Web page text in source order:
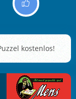
kostenlos!